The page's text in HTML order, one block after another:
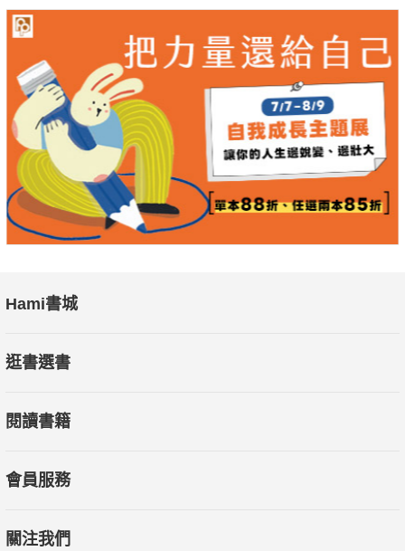
Hami書城
逛書選書
閱讀書籍
會員服務
關注我們